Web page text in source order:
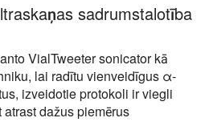
sadrumstalotība
VialTweeter sonicator kā
lai radītu vienveidīgus α-
izveidotie protokoli ir viegli
dažus piemērus